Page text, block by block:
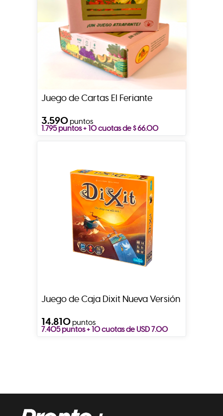
Juego de Cartas El Feriante
3.590puntos
1.795 puntos + 10 cuotas de $ 66.00
Juego de Caja Dixit Nueva Versión
14.810puntos
7.405 puntos + 10 cuotas de USD 7.00